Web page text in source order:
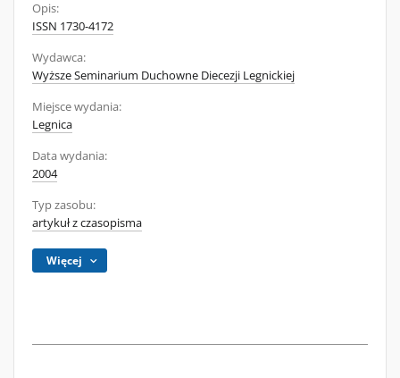
Opis:
ISSN 1730-4172
Wydawca:
Wyższe Seminarium Duchowne Diecezji Legnickiej
Miejsce wydania:
Legnica
Data wydania:
2004
Typ zasobu:
artykuł z czasopisma
Więcej